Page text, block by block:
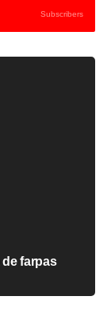
Subscribers
de farpas